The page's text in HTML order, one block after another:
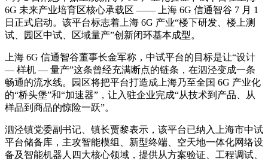
6G 未来产业培育区核心承载区 —— 上海 6G 信通智谷 7 月 1
日正式启动。该平台标志着上海 6G 产业“楼下研发、楼上测
试、园区中试、区域量产”创新闭环基本成型。
上海 6G 信通智谷董事长金军称，中试平台的目标是让“设计
— 样机 — 量产”这条曾经充满断点的链条，在泗泾变成一条
畅通的流水线。园区将把平台打造成上海乃至全国 6G 产业化
的“桥头堡”和“加速器”，让入驻企业完成“从技术到产品、从
样品到商品的惊险一跃”。
泗泾镇党委副书记、镇长贾黎表示，该平台已纳入上海市中试
平台储备库，主攻智能模组、新型终端、空天地一体化网络设
备及智能机器人四大核心领域，提供从方案验证、工程调试、